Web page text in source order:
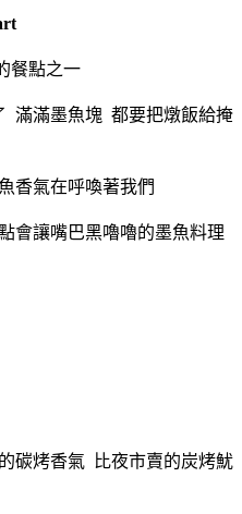
餐點之一
滿滿墨魚塊 都要把燉飯給掩
香氣在呼喚著我們
會讓嘴巴黑嚕嚕的墨魚料理
碳烤香氣 比夜市賣的炭烤魷